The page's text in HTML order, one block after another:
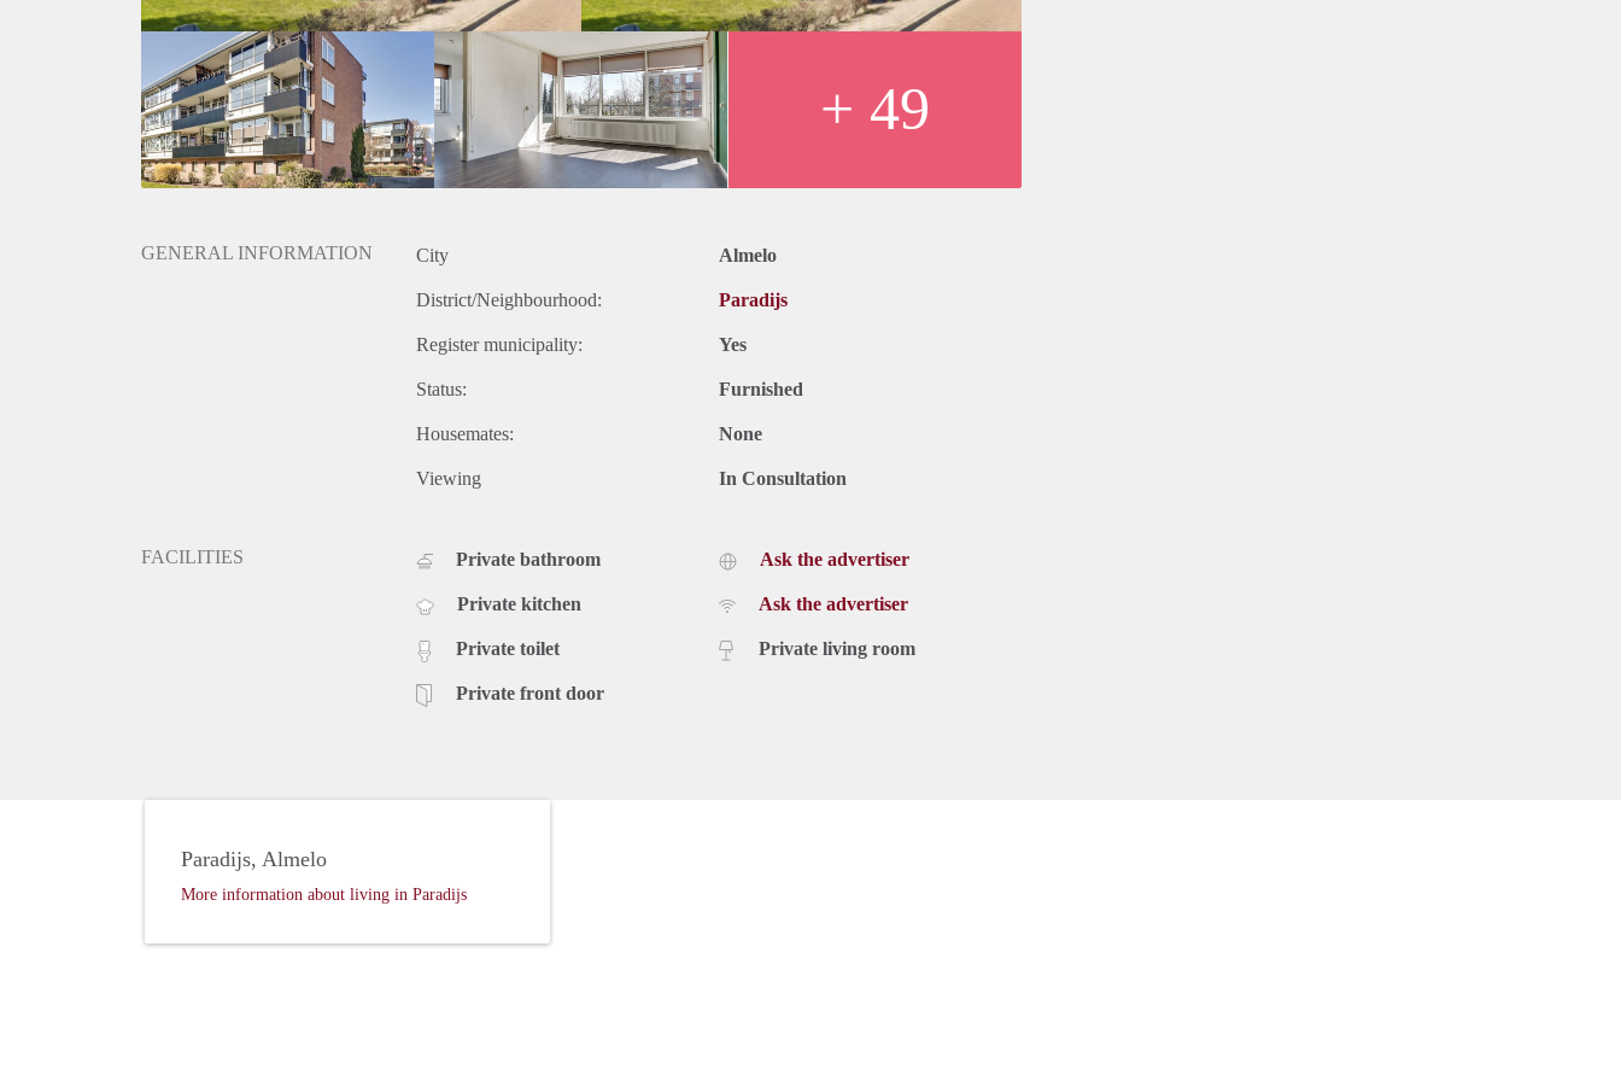
Deze advertentie op internet en op Facebook is slechts ter informatie en dus geheel vrijblijvend. Aan eventuele
onjuistheden kunnen geen rechten worden ontleend.
+ 49
GENERAL INFORMATION City Almelo
District/Neighbourhood: Paradijs
Register municipality: Yes
Status: Furnished
Housemates: None
Viewing In Consultation
FACILITIES Private bathroom
Private kitchen
Private toilet
Private front door
Ask the advertiser
Ask the advertiser
Private living room
Paradijs, Almelo
More information about living in Paradijs